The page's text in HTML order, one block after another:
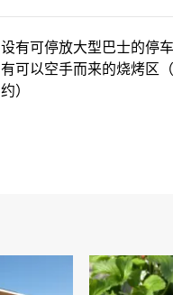
设有可停放大型巴士的停
有可以空手而来的烧烤区
约）